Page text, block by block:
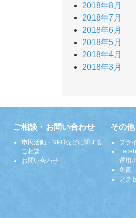
2018年8月
2018年7月
2018年6月
2018年5月
2018年4月
2018年3月
ご相談・お問い合わせ
市民活動・NPOなどに関する
ご相談
お問い合わせ
その他
プラ
運用
免責
アク